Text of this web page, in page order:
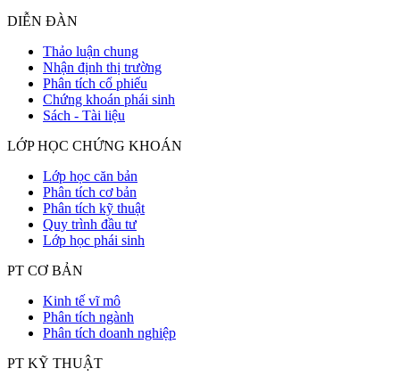
DIỄN ĐÀN
Thảo luận chung
Nhận định thị trường
Phân tích cổ phiếu
Chứng khoán phái sinh
Sách - Tài liệu
LỚP HỌC CHỨNG KHOÁN
Lớp học căn bản
Phân tích cơ bản
Phân tích kỹ thuật
Quy trình đầu tư
Lớp học phái sinh
PT CƠ BẢN
Kinh tế vĩ mô
Phân tích ngành
Phân tích doanh nghiệp
PT KỸ THUẬT